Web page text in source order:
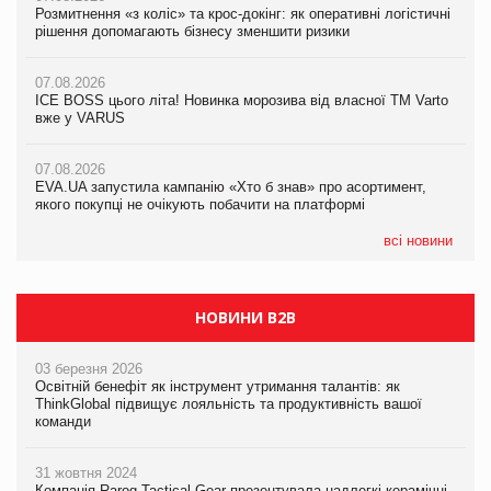
Розмитнення «з коліс» та крос-докінг: як оперативні логістичні
рішення допомагають бізнесу зменшити ризики
07.08.2026
ICE BOSS цього літа! Новинка морозива від власної ТМ Varto
вже у VARUS
07.08.2026
EVA.UA запустила кампанію «Хто б знав» про асортимент,
якого покупці не очікують побачити на платформі
всі новини
Розмитнення «з коліс» та крос-докінг: як оперативні логістичні
рішення допомагають бізнесу зменшити ризики
07.08.2026
ICE BOSS цього літа! Новинка морозива від власної ТМ Varto
вже у VARUS
07.08.2026
EVA.UA запустила кампанію «Хто б знав» про асортимент,
якого покупці не очікують побачити на платформі
Kraft Heinz скоротила збиток у першому півріччі
Продажі Hugo Boss впали на 9%
НОВИНИ B2B
03 березня 2026
Освітній бенефіт як інструмент утримання талантів: як
ThinkGlobal підвищує лояльність та продуктивність вашої
команди
31 жовтня 2024